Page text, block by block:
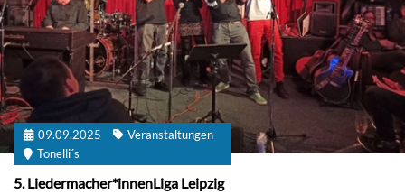
09.09.2025
Veranstaltungen
Tonelli´s
5. Liedermacher*innenLiga Leipzig